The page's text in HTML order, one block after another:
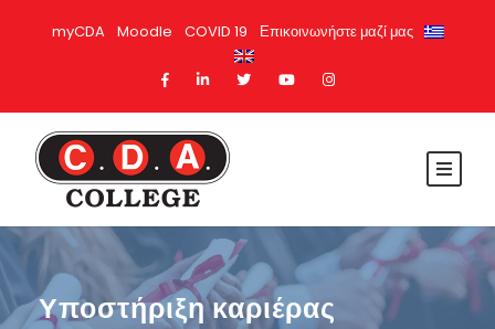
myCDA Moodle COVID 19 Επικοινωνήστε μαζί μας
Υποστήριξη καριέρας